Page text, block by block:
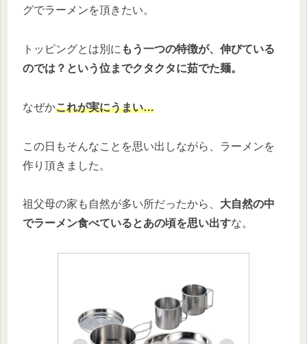
グでラーメンを頂きたい。
トッピングとは別に もう一つの特徴が、伸びている
のでは？という位までクタクタに茹でた麺。
なぜかこれが実にうまい…
この日もそんなことを思い出しながら、ラーメンを
作り頂きました。
祖父母の家も自然が多い所だったから、 大自然の中
でラーメン食べているとあの頃を思い出すな。